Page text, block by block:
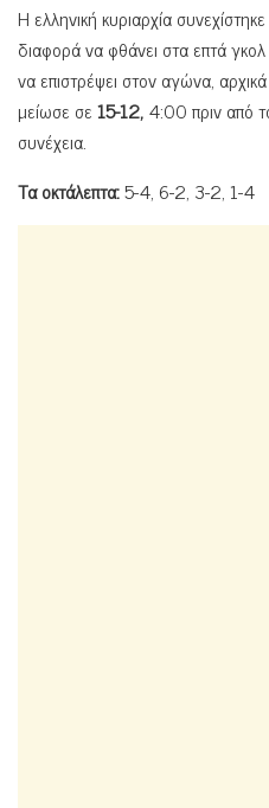
H ελληνική κυριαρχία
διαφορά να φθάνει στα επτά γκολ
να επιστρέψει στον αγώνα,
μείωσε σε15-12,4:00 πριν από
συνέχεια.
Τα οκτάλεπτα:5-4, 6-2, 3-2, 1-4